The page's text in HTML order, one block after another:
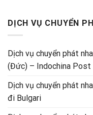
DỊCH VỤ CHUYỂN
Dịch vụ chuyển phát
(Đức) – Indochina Post
Dịch vụ chuyển phát
đi Bulgari